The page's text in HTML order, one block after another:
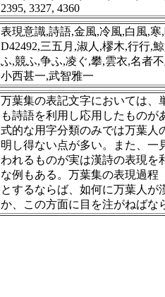
2395, 3327, 4360
表現意識,詩語,金風,冷風,白風,寒
D42492,三五月,淑人,樛木,行行,
ふ,競ふ,争ふ,凌ぐ,攀,雲衣,名者
小西甚一,武智雅一
万葉集の表記文字においては、
も詩語を利用し応用したものが
式的な用字分類のみでは万葉人
明し得ない点が多い。また、一
われるものが実は漢詩の表現を
な例もある。万葉集の表現過程
とするならば、如何に万葉人が
か、この方面に目を注がねばな